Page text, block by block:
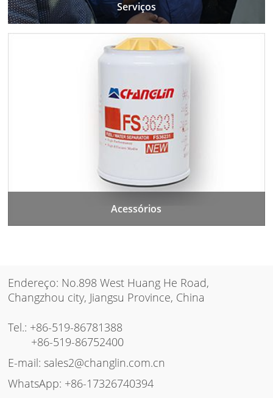
Serviços
Acessórios
Endereço: No.898 West Huang He Road,
Changzhou city, Jiangsu Province, China
Tel.: +86-519-86781388
+86-519-86752400
E-mail:sales2@changlin.com.cn
WhatsApp: +86-17326740394